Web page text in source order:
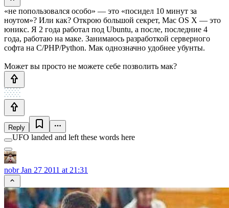
«не попользовался особо» — это «посидел 10 минут за
ноутом»? Или как? Открою большой секрет, Mac OS X — это
юникс. Я 2 года работал под Ubuntu, а после, последние 4
года, работаю на маке. Занимаюсь разработкой серверного
софта на C/PHP/Python. Мак однозначно удобнее убунты.
Может вы просто не можете себе позволить мак?
Reply
UFO landed and left these words here
nobrJan 27 2011 at 21:31